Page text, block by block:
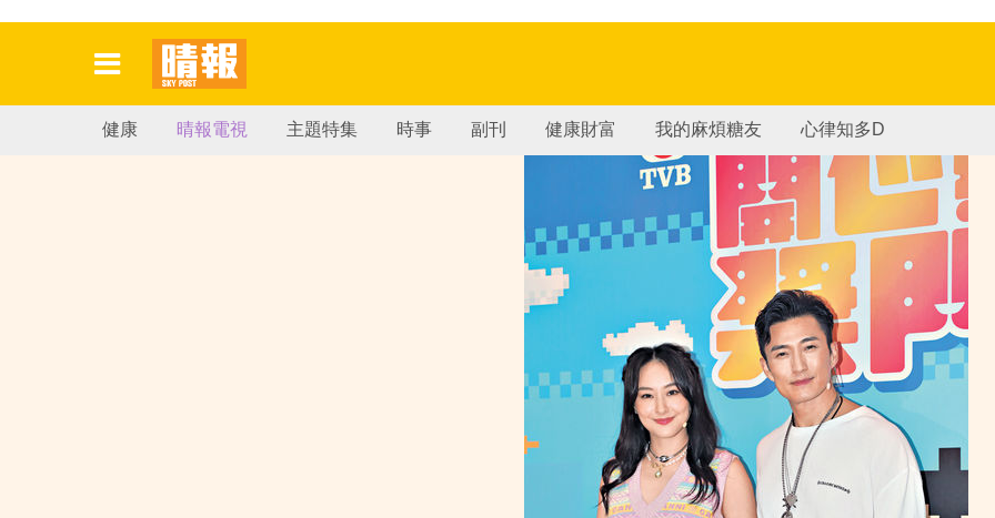
健康 晴報電視 主題特集 時事 副刊 健康財富 我的麻煩糖友 心律知多D